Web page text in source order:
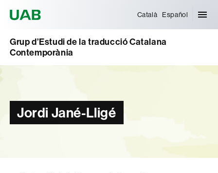
Català Español
Grup d’Estudi de la traducció Catalana
Contemporània
Jordi Jané-Lligé